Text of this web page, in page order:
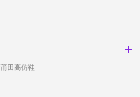
莆田高仿鞋